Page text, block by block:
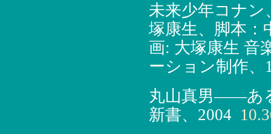
未来少年コナン
塚康生、脚本：
画: 大塚康生 音
ーション制作、
丸山真男――あ
新書、2004